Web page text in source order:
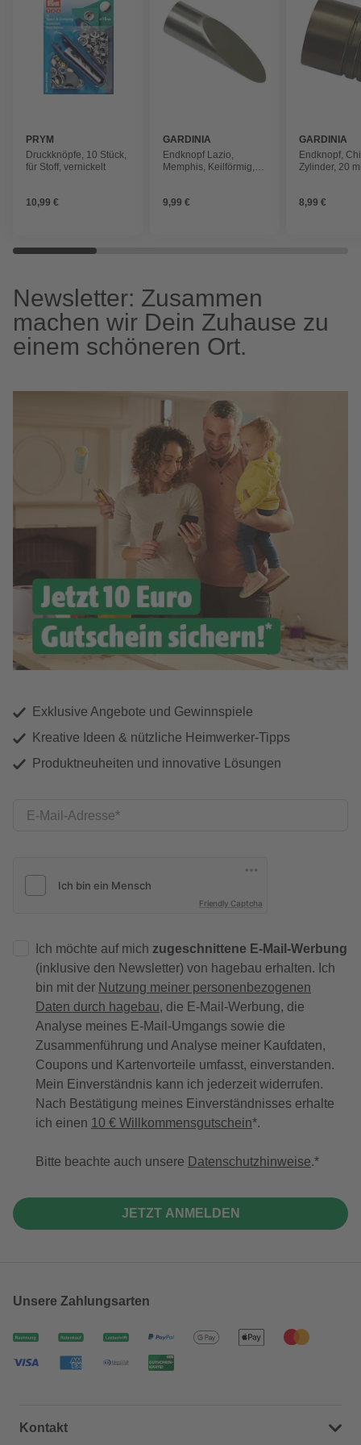
PRYM
Druckknöpfe, 10 Stück,
für Stoff, vernickelt
10,99 €
GARDINIA
Endknopf Lazio,
Memphis, Keilförmig,
9,99 €
GARDINIA
Endknopf,
Zylinder, 20
8,99 €
Newsletter: Zusammen
machen wir Dein Zuhause zu
einem schöneren Ort.
Exklusive Angebote und Gewinnspiele
Kreative Ideen & nützliche Heimwerker-Tipps
Produktneuheiten und innovative Lösungen
E-Mail-Adresse
Friendly Captcha
Ich möchte auf mich zugeschnittene E-Mail-Werbung
(inklusive den Newsletter) von hagebau erhalten. Ich
bin mit der Nutzung meiner personenbezogenen
Daten durch hagebau, die E-Mail-Werbung, die
Analyse meines E-Mail-Umgangs sowie die
Zusammenführung und Analyse meiner Kaufdaten,
Coupons und Kartenvorteile umfasst, einverstanden.
Mein Einverständnis kann ich jederzeit widerrufen.
Nach Bestätigung meines Einverständnisses erhalte
ich einen 10 € Willkommensgutschein*.
Bitte beachte auch unsere Datenschutzhinweise.
JETZT ANMELDEN
Unsere Zahlungsarten
Kontakt